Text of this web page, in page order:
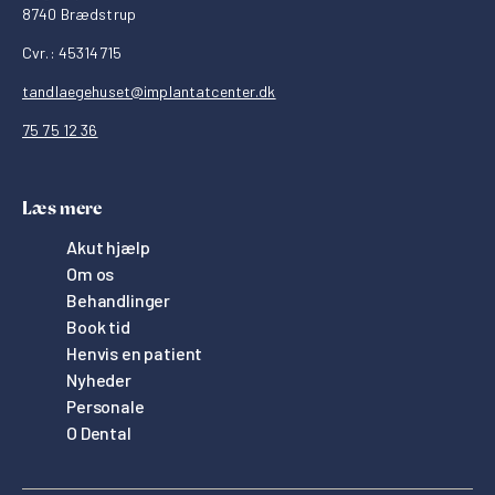
8740 Brædstrup
Cvr.: 45314715
tandlaegehuset@implantatcenter.dk
75 75 12 36
Læs mere
Akut hjælp
Om os
Behandlinger
Book tid
Henvis en patient
Nyheder
Personale
O Dental